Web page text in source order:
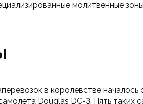
молитвенные
в королевстве
Douglas DC-3. Пять